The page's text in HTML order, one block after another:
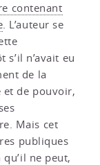
contenant
. L’auteur se
n’avait eu
de la
et de pouvoir,
Mais cet
publiques
ne peut,